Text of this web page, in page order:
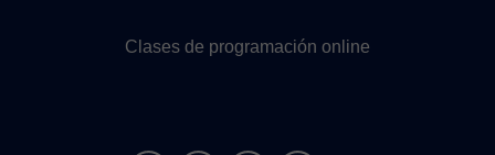
Clases de programación online